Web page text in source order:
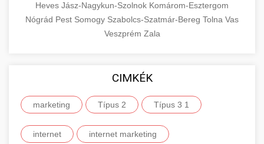
Heves Jász-Nagykun-Szolnok Komárom-Esztergom
Nógrád Pest Somogy Szabolcs-Szatmár-Bereg Tolna Vas
Veszprém Zala
CIMKÉK
marketing Típus 2 Típus 3 1
internet internet marketing